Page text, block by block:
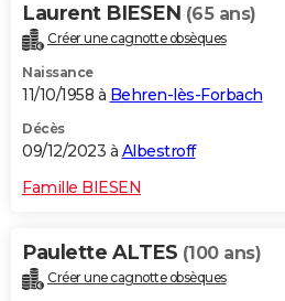
Laurent BIESEN (65 ans)
Créer une cagnotte obsèques
Naissance
11/10/1958 à Behren-lès-Forbach
Décès
09/12/2023 à Albestroff
Famille BIESEN
Paulette ALTES (100 ans)
Créer une cagnotte obsèques